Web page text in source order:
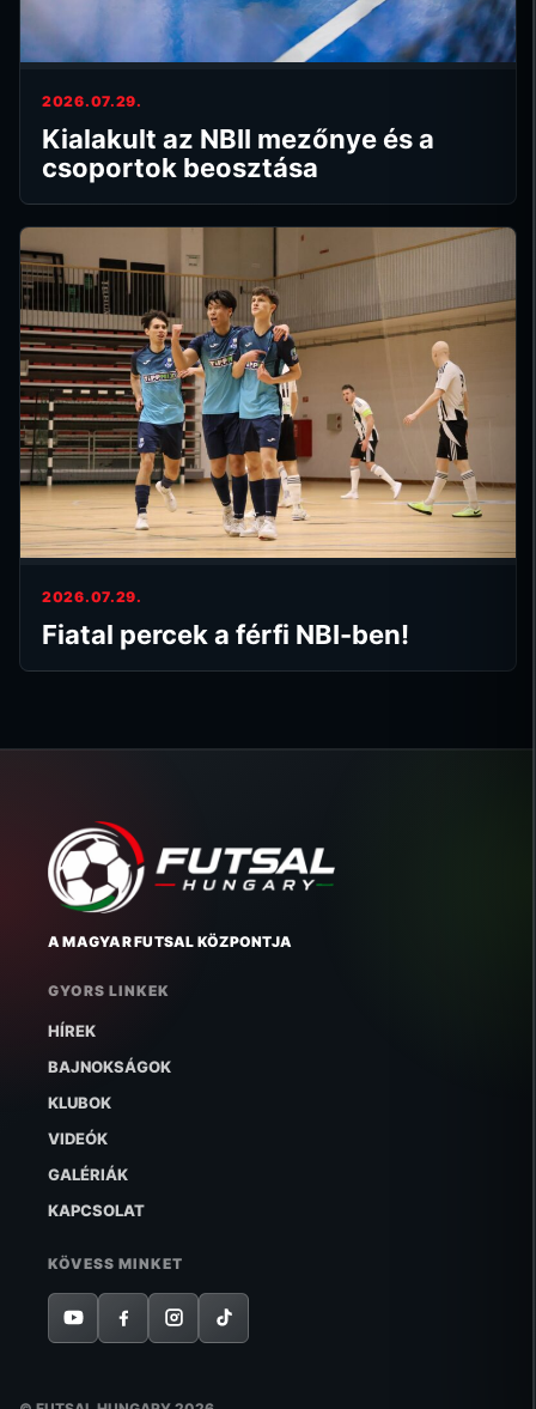
2026.07.29.
Kialakult az NBII mezőnye és a
csoportok beosztása
2026.07.29.
Fiatal percek a férfi NBI-ben!
A MAGYAR FUTSAL KÖZPONTJA
GYORS LINKEK
HÍREK
BAJNOKSÁGOK
KLUBOK
VIDEÓK
GALÉRIÁK
KAPCSOLAT
KÖVESS MINKET